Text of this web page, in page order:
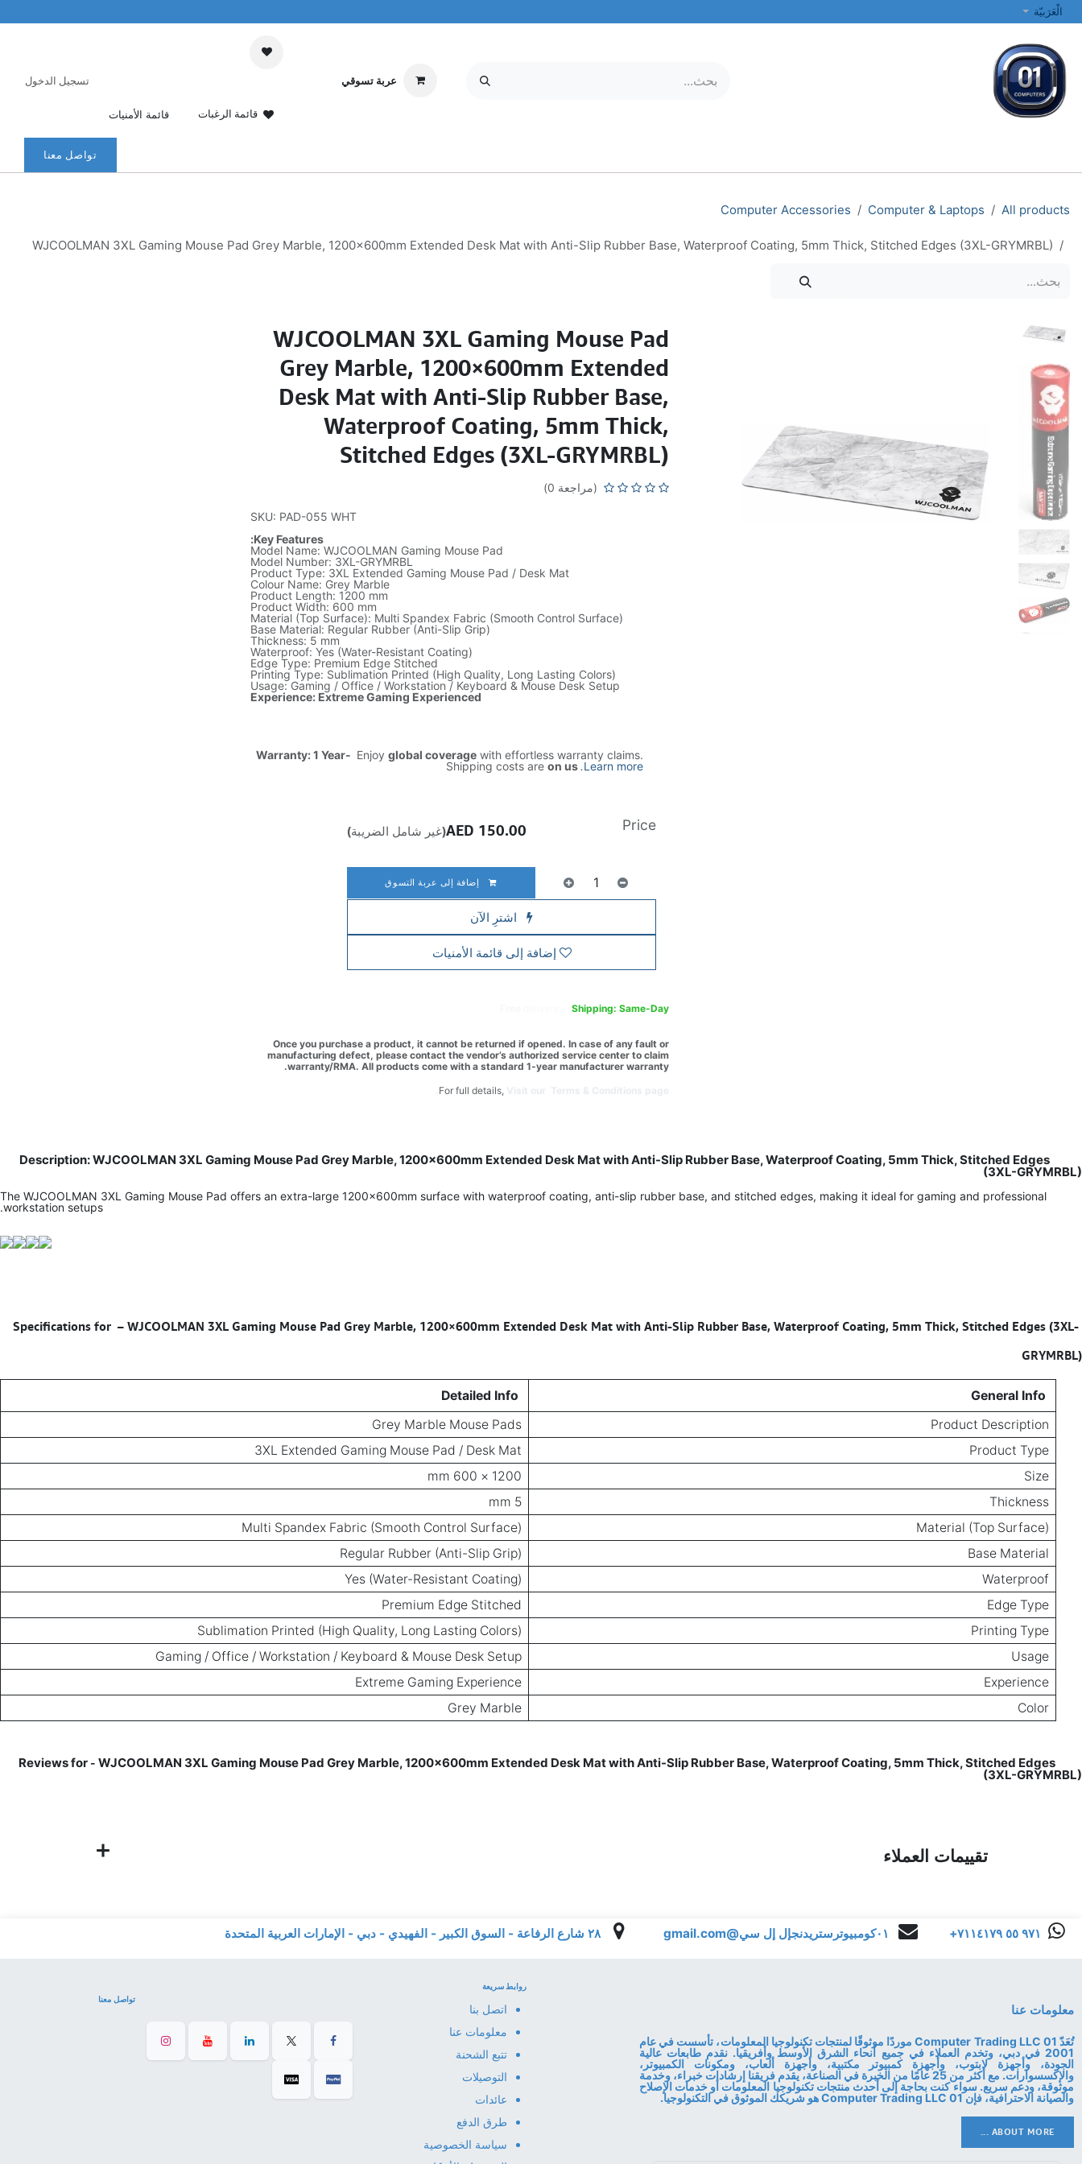
تخطي للذهاب إلى المحتوى
الْعَرَبيّة
عربة تسوقي
قائمة الرغبات قائمة الأمنيات
تسجيل الدخول
تواصل معنا
All products
Computer & Laptops
Computer Accessories
WJCOOLMAN 3XL Gaming Mouse Pad Grey Marble, 1200×600mm Extended Desk Mat with Anti-Slip Rubber Base, Waterproof Coating, 5mm Thick, Stitched Edges (3XL-GRYMRBL)
WJCOOLMAN 3XL Gaming Mouse Pad
Grey Marble, 1200×600mm Extended
Desk Mat with Anti-Slip Rubber Base,
Waterproof Coating, 5mm Thick,
Stitched Edges (3XL-GRYMRBL)
(مراجعة 0)
SKU: PAD-055 WHT
Key Features:
Model Name: WJCOOLMAN Gaming Mouse Pad
Model Number: 3XL-GRYMRBL
Product Type: 3XL Extended Gaming Mouse Pad / Desk Mat
Colour Name: Grey Marble
Product Length: 1200 mm
Product Width: 600 mm
Material (Top Surface): Multi Spandex Fabric (Smooth Control Surface)
Base Material: Regular Rubber (Anti-Slip Grip)
Thickness: 5 mm
Waterproof: Yes (Water-Resistant Coating)
Edge Type: Premium Edge Stitched
Printing Type: Sublimation Printed (High Quality, Long Lasting Colors)
Usage: Gaming / Office / Workstation / Keyboard & Mouse Desk Setup
Experience: Extreme Gaming Experienced
Warranty: 1 Year- Enjoyglobal coverage with effortless warranty claims.
Shipping costs areon us.Learn more
إضافة إلى عربة التسوق
اشترِ الآن
إضافة إلى قائمة الأمنيات
Price
150.00 (غير شامل الضريبة)
Shipping: Same-Day
Once you purchase a product, it cannot be returned if opened. In case of any fault or
manufacturing defect, please contact the vendor’s authorized service center to claim
warranty/RMA. All products come with a standard 1-year manufacturer warranty.
For full details,
Description: WJCOOLMAN 3XL Gaming Mouse Pad Grey Marble, 1200×600mm Extended Desk Mat with Anti-Slip Rubber Base, Waterproof Coating, 5mm Thick, Stitched Edges
(3XL-GRYMRBL)
The WJCOOLMAN 3XL Gaming Mouse Pad offers an extra-large 1200×600mm surface with waterproof coating, anti-slip rubber base, and stitched edges, making it ideal for gaming and professional
workstation setups.
– WJCOOLMAN 3XL Gaming Mouse Pad Grey Marble, 1200×600mm Extended Desk Mat with Anti-Slip Rubber Base, Waterproof Coating, 5mm Thick, Stitched Edges (3XL-
GRYMRBL)
General Info
Detailed Info
Product Description
Grey Marble Mouse Pads
Product Type
3XL Extended Gaming Mouse Pad / Desk Mat
Size
1200 × 600 mm
Thickness
5 mm
Material (Top Surface)
Multi Spandex Fabric (Smooth Control Surface)
Base Material
Regular Rubber (Anti-Slip Grip)
Waterproof
Yes (Water-Resistant Coating)
Edge Type
Premium Edge Stitched
Printing Type
Sublimation Printed (High Quality, Long Lasting Colors)
Usage
Gaming / Office / Workstation / Keyboard & Mouse Desk Setup
Experience
Extreme Gaming Experience
Color
Grey Marble
- WJCOOLMAN 3XL Gaming Mouse Pad Grey Marble, 1200×600mm Extended Desk Mat with Anti-Slip Rubber Base, Waterproof Coating, 5mm Thick, Stitched Edges
(3XL-GRYMRBL)
تقييمات العملاء
معلومات عنا
تُعَدّ 01 Computer Trading LLC موردًا موثوقًا لمنتجات تكنولوجيا المعلومات، تأسست في عام
2001 في دبي، وتخدم العملاء في جميع أنحاء الشرق الأوسط وأفريقيا. نقدم طابعات عالية
الجودة، وأجهزة لابتوب، وأجهزة كمبيوتر مكتبية، وأجهزة ألعاب، ومكونات الكمبيوتر،
والإكسسوارات. مع أكثر من 25 عامًا من الخبرة في الصناعة، يقدم فريقنا إرشادات خبراء، وخدمة
موثوقة، ودعم سريع. سواء كنت بحاجة إلى أحدث منتجات تكنولوجيا المعلومات أو خدمات الإصلاح
والصيانة الاحترافية، فإن 01 Computer Trading LLC هو شريكك الموثوق في التكنولوجيا.
ABOUT MORE ...
روابط سريعة
اتصل بنا
معلومات عنا
تتبع الشحنة
التوصيلات
عائدات
طرق الدفع
سياسة الخصوصية
تواصل معنا
+٩٧١ ٥٥ ٧١١٤١٧٩ ٢٨ شارع الرفاعة - السوق الكبير - الفهيدي - دبي - الإمارات العربية المتحدة